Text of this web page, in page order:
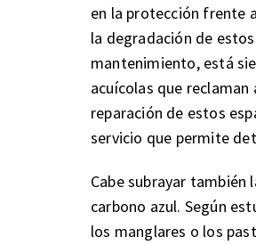
en la protección frente
la degradación de
mantenimiento, está
acuícolas que
reparación de estos
servicio que permite
Cabe subrayar
carbono azul. Según
los manglares o los